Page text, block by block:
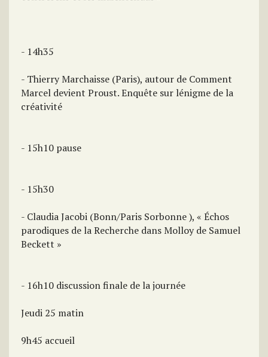
- 14h35
- Thierry Marchaisse (Paris), autour de Comment
Marcel devient Proust. Enquête sur lénigme de la
créativité
- 15h10 pause
- 15h30
- Claudia Jacobi (Bonn/Paris Sorbonne ), « Échos
parodiques de la Recherche dans Molloy de Samuel
Beckett »
- 16h10 discussion finale de la journée
Jeudi 25 matin
9h45 accueil